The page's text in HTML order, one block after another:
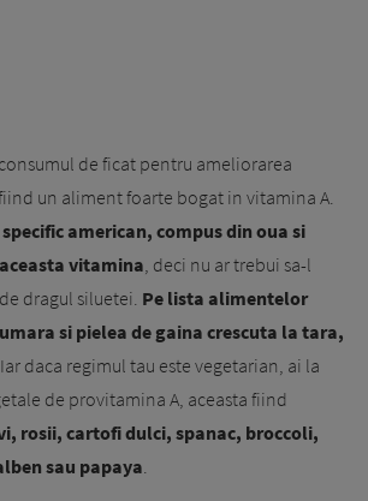
de ficat pentru ameliorarea
un aliment foarte bogat in vitamina A.
american, compus din oua si
vitamina , deci nu ar trebui sa-l
dragul siluetei. Pe lista alimentelor
si pielea de gaina crescuta la tara,
. Iar daca regimul tau este vegetarian, ai la
de provitamina A, aceasta fiind
rosii, cartofi dulci, spanac, broccoli,
sau papaya